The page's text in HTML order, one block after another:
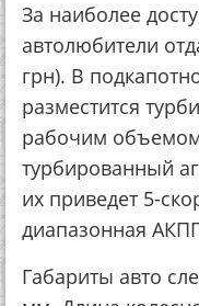
За наиболее
автолюбители
грн). В
разместится
рабочим
турбированный
их приведет 5-
диапазонная
Габариты авто